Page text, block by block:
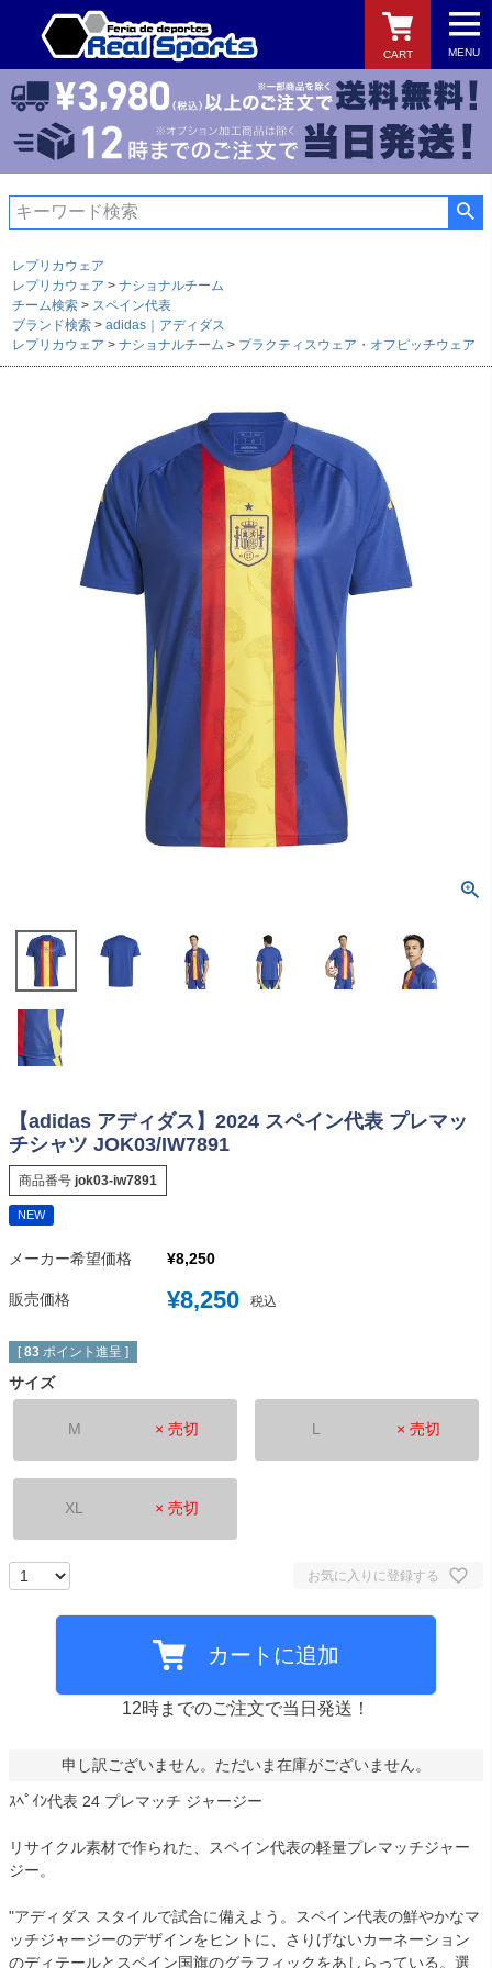
MENU
CART
検索
レプリカウェア
レプリカウェア
ナショナルチーム
チーム検索
スペイン代表
ブランド検索
adidas｜アディダス
レプリカウェア
ナショナルチーム プラクティスウェア・オフピッチウェア
【adidas アディダス】2024 スペイン代表 プレマッ
チシャツ JOK03/IW7891
商品番号 jok03-iw7891
NEW
メーカー希望価格 ¥8,250
販売価格 ¥8,250 税込
[ 83 ポイント進呈 ]
サイズ
M × 売切 L × 売切
XL × 売切
お気に入りに登録する
カートに追加
12時までのご注文で当日発送！
申し訳ございません。ただいま在庫がございません。
ｽﾍﾟｲﾝ代表 24 プレマッチ ジャージー
リサイクル素材で作られた、スペイン代表の軽量プレマッチジャー
ジー。
"アディダス スタイルで試合に備えよう。スペイン代表の鮮やかなマ
ッチジャージーのデザインをヒントに、さりげないカーネーション
のディテールとスペイン国旗のグラフィックをあしらっている。選